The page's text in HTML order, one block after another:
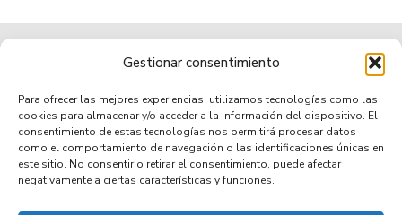
Gestionar consentimiento
Para ofrecer las mejores experiencias, utilizamos tecnologías como las
cookies para almacenar y/o acceder a la información del dispositivo. El
consentimiento de estas tecnologías nos permitirá procesar datos
como el comportamiento de navegación o las identificaciones únicas en
este sitio. No consentir o retirar el consentimiento, puede afectar
negativamente a ciertas características y funciones.
Municipio de tradición